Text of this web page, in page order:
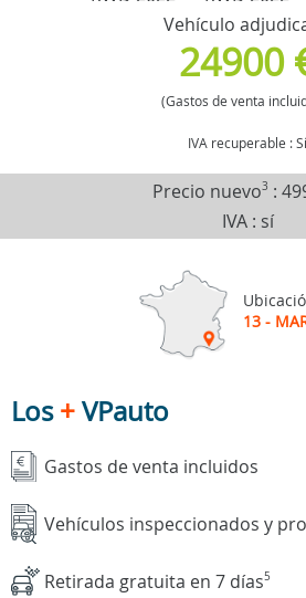
Vehículo
24900
(Gastos de venta
IVA recuperable : Sí
Precio nuevo3 :
IVA : sí
13 -
Los+VPauto
Gastos de venta incluidos
Vehículos inspeccionados y
Retirada gratuita en 7 días5